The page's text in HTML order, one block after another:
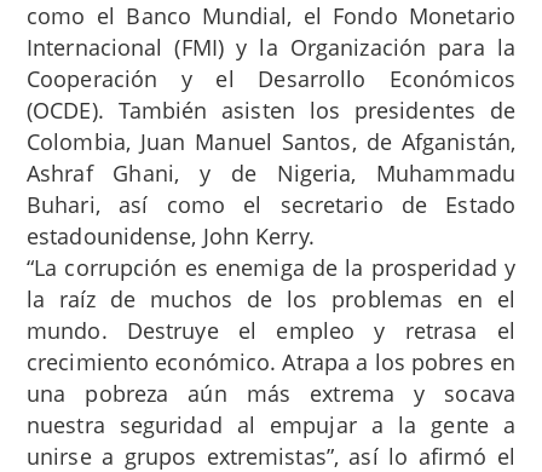
como el Banco Mundial, el Fondo Monetario
Internacional (FMI) y la Organización para la
Cooperación y el Desarrollo Económicos
(OCDE). También asisten los presidentes de
Colombia, Juan Manuel Santos, de Afganistán,
Ashraf Ghani, y de Nigeria, Muhammadu
Buhari, así como el secretario de Estado
estadounidense, John Kerry.
“La corrupción es enemiga de la prosperidad y
la raíz de muchos de los problemas en el
mundo. Destruye el empleo y retrasa el
crecimiento económico. Atrapa a los pobres en
una pobreza aún más extrema y socava
nuestra seguridad al empujar a la gente a
unirse a grupos extremistas”, así lo afirmó el